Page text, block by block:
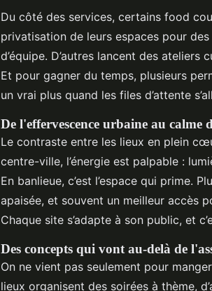
Du côté des services, certains food
privatisation de leurs espaces pour
d’équipe. D’autres lancent des
Et pour gagner du temps, plusieurs
un vrai plus quand les files d’attente
De l'effervescence urbaine au calme
Le contraste entre les lieux en plein
centre-ville, l’énergie est palpable :
En banlieue, c’est l’espace qui prime.
apaisée, et souvent un meilleur accès
Chaque site s’adapte à son public, et
Des concepts qui vont au-delà de
On ne vient pas seulement pour
lieux organisent des soirées à thème,